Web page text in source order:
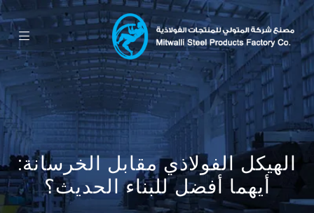
الهيكل الفولاذي مقابل الخرسانة:
أيهما أفضل للبناء الحديث؟